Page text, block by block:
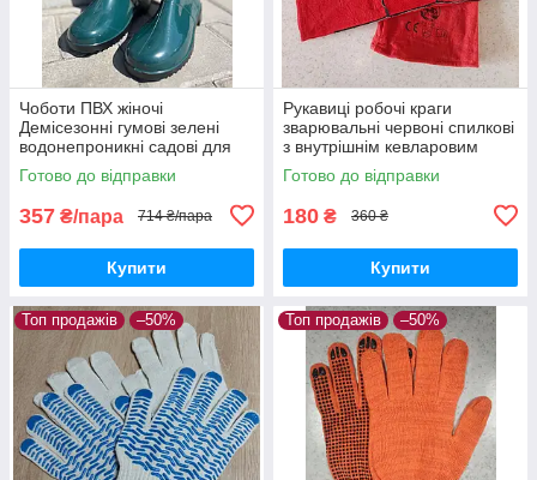
Чоботи ПВХ жіночі
Демісезонні гумові зелені
водонепроникні садові для
городу водостійке взуття
Готово до відправки
357 ₴/пара 714 ₴/пара
Купити
Рукавиці робочі краги
зварювальні червоні спилкові
з внутрішнім кевларовим
покриттям довгі
Готово до відправки
180 ₴ 360 ₴
Купити
Топ продажів –50% Топ продажів –50%